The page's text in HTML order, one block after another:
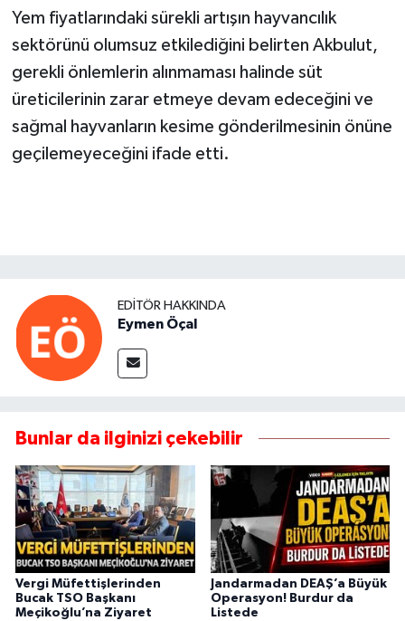
Yem fiyatlarındaki sürekli artışın hayvancılık
sektörünü olumsuz etkilediğini belirten Akbulut,
gerekli önlemlerin alınmaması halinde süt
üreticilerinin zarar etmeye devam edeceğini ve
sağmal hayvanların kesime gönderilmesinin önüne
geçilemeyeceğini ifade etti.
EDITÖR HAKKINDA
Eymen Öçal
Bunlar da ilginizi çekebilir
Vergi Müfettişlerinden
Bucak TSO Başkanı
Meçikoğlu’na Ziyaret
Jandarmadan DEAŞ’a Büyük
Operasyon! Burdur da
Listede